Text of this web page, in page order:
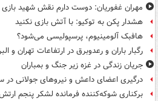
مهران غفوریان: دوست دارم نقش شهید بازی
هشدار پکن به توکیو: با آتش بازی نکنید
هافبک آلومینیوم، پرسپولیسی می‌شود؟
رگبار باران و رعدوبرق در ارتفاعات تهران و
جریان زندگی در غزه زیر جنگ و بمباران
درگیری اعضای داعش و نیروهای جولانی در
برکناری شوکه‌کننده فرمانده لشکر پنجم ارتش